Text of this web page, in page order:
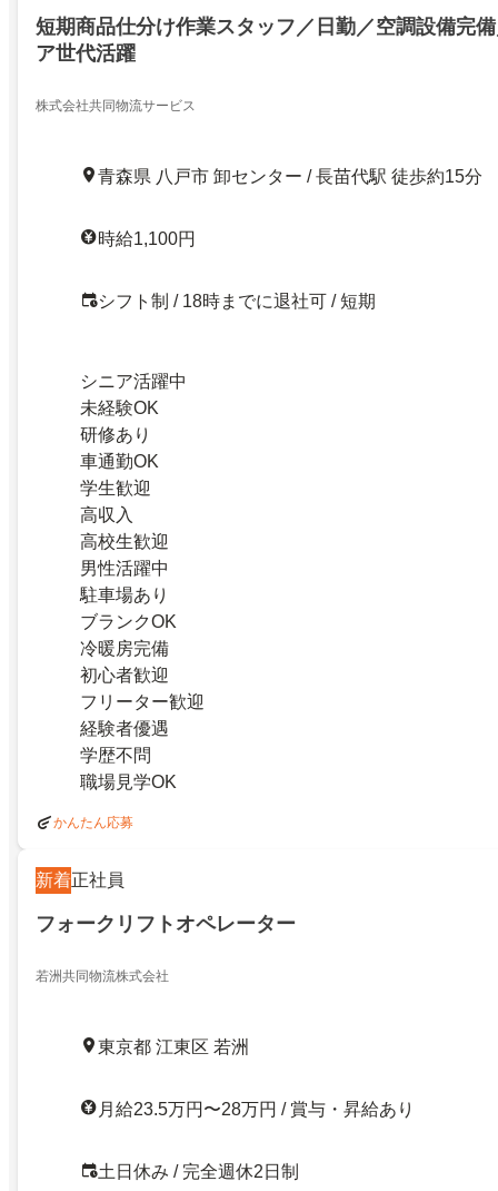
短期商品仕分け作業スタッフ／日勤／空調設備完
ア世代活躍
株式会社共同物流サービス
青森県 八戸市 卸センター / 長苗代駅 徒歩約15分
時給1,100円
シフト制 / 18時までに退社可 / 短期
シニア活躍中
未経験OK
研修あり
車通勤OK
学生歓迎
高収入
高校生歓迎
男性活躍中
駐車場あり
ブランクOK
冷暖房完備
初心者歓迎
フリーター歓迎
経験者優遇
学歴不問
職場見学OK
かんたん応募
新着正社員
フォークリフトオペレーター
若洲共同物流株式会社
東京都 江東区 若洲
月給23.5万円〜28万円 / 賞与・昇給あり
土日休み / 完全週休2日制